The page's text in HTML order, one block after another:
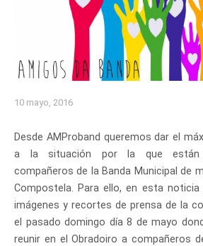
10 mayo, 2016
Desde AMProband queremos dar el
a la situación por la que están
compañeros de la Banda Municipal de
Compostela. Para ello, en esta
imágenes y recortes de prensa de la
el pasado domingo día 8 de mayo
reunir en el Obradoiro a compañeros